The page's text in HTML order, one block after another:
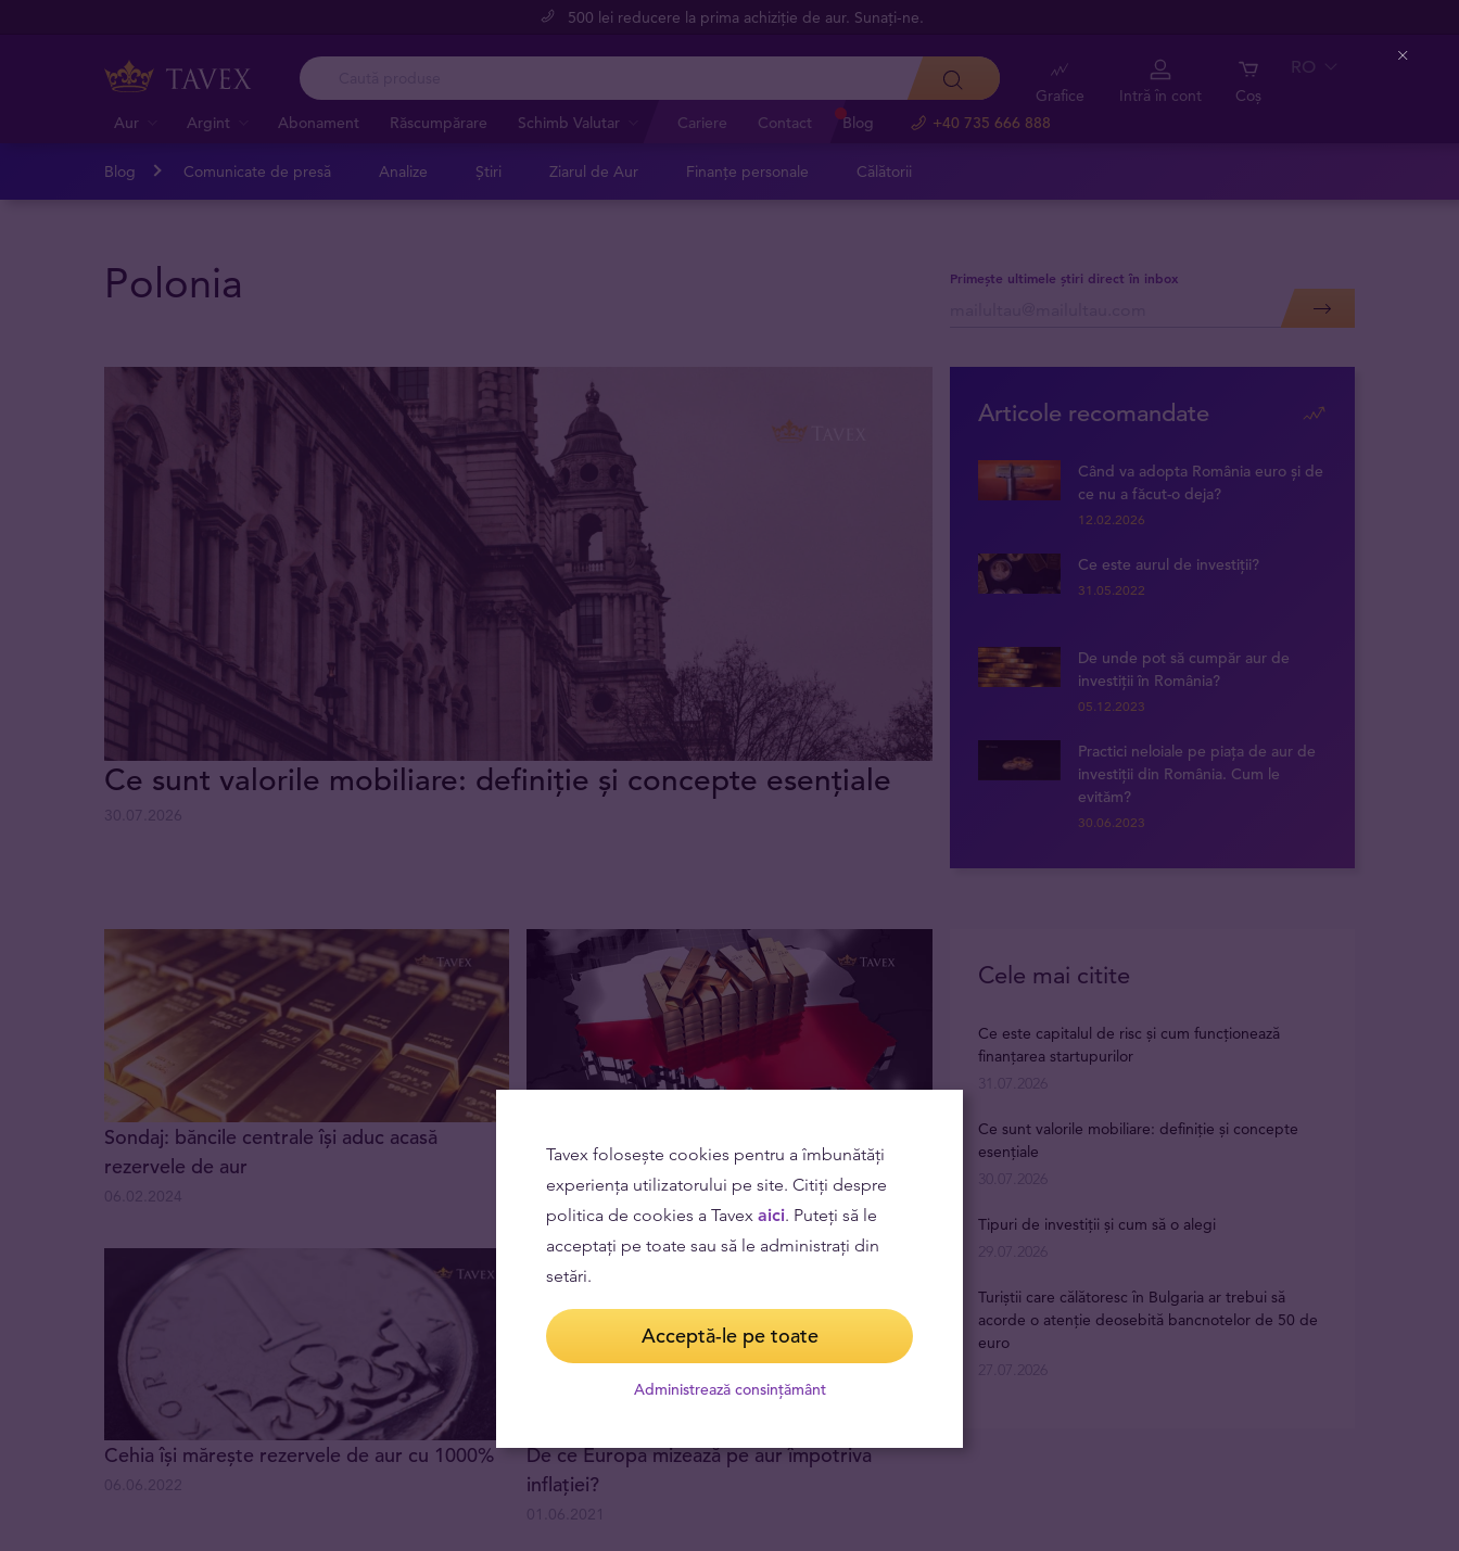
500 lei reducere la prima achiziție de aur. Sunați-ne.
Aur Argint Abonament Răscumpărare Schimb Valutar Cariere Contact Blog +40 735 666 888
Grafice Intră în cont Coș
RO
Blog Comunicate de presă Analize Știri Ziarul de Aur Finanțe personale Călătorii
Polonia Primește ultimele știri direct în inbox
Ce sunt valorile mobiliare: definiție și concepte esențiale
Articole recomandate
Când va adopta România euro și de
ce nu a făcut-o deja?
12.02.2026
Ce este aurul de investiții?
31.05.2022
De unde pot să cumpăr aur de
investiții în România?
05.12.2023
Practici neloiale pe piața de aur de
investiții din România. Cum le
evităm?
30.06.2023
Sondaj: băncile centrale își aduc acasă
rezervele de aur
aur?
16.08.2023
Cehia își mărește rezervele de aur cu 1000%
De ce Europa mizează pe aur împotriva
inflației?
Cele mai citite
Ce este capitalul de risc și cum funcționează
finanțarea startupurilor
31.07.2026
Ce sunt valorile mobiliare: definiție și concepte
esențiale
30.07.2026
Tipuri de investiții și cum să o alegi
29.07.2026
Turiștii care călătoresc în Bulgaria ar trebui să
acorde o atenție deosebită bancnotelor de 50 de
euro
27.07.2026
Tavex folosește cookies pentru a îmbunătăți
experiența utilizatorului pe site. Citiți despre
politica de cookies a Tavex aici. Puteți să le
acceptați pe toate sau să le administrați din
setări.
Acceptă-le pe toate
Administrează consințământ
Close